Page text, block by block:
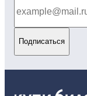
Подписаться